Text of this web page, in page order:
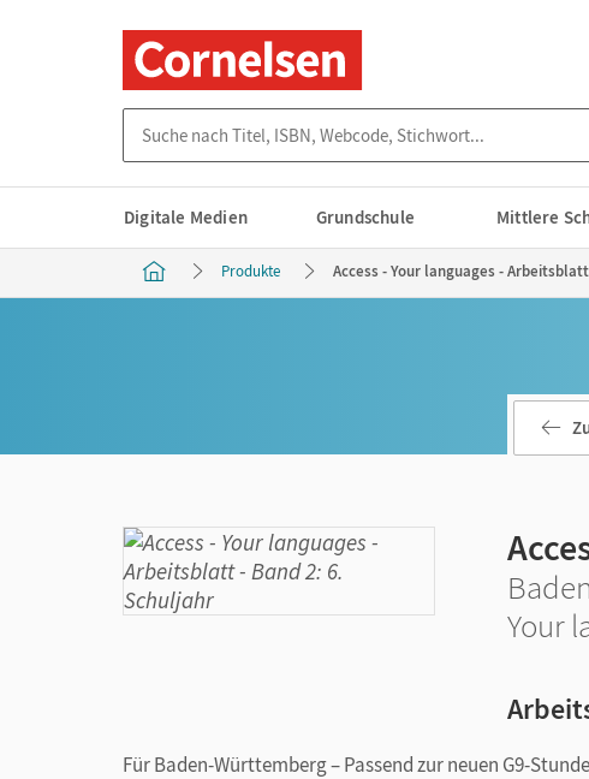
Digitale Medien Grundschule Mittlere
Produkte Access - Your languages -
Your
Für Baden-Württemberg – Passend zur neuen G9-